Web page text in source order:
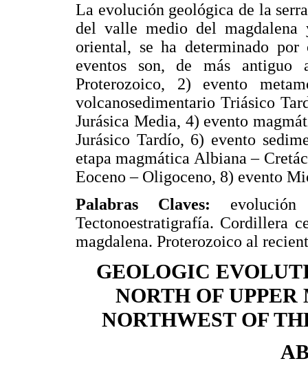
La evolución geológica de la
del valle medio del
oriental, se ha determinado por
eventos son, de más antiguo
Proterozoico, 2) evento
volcanosedimentario Triásico
Jurásica Media, 4) evento
Jurásico Tardío, 6) evento
etapa magmática Albiana –
Eoceno – Oligoceno, 8) evento
Palabras Claves: evolución
Tectonoestratigrafía. Cordillera
magdalena. Proterozoico al
GEOLOGIC
NORTH OF
NORTHWEST OF